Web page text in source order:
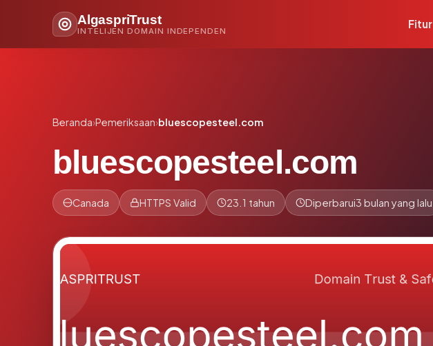
AlgaspriTrust
INTELIJEN DOMAIN INDEPENDEN
Fitur
Beranda›Pemeriksaan›bluescopesteel.com
bluescopesteel.com
Canada HTTPS Valid 23.1 tahun Diperbarui3 bulan yang lalu